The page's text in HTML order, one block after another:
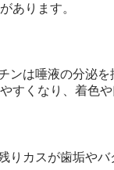
あります。
は唾液の分泌
すくなり、着色や
カスが歯垢や